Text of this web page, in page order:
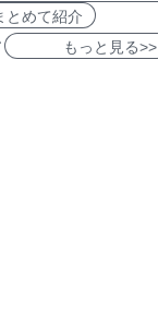
とめて紹介
もっと見る>>